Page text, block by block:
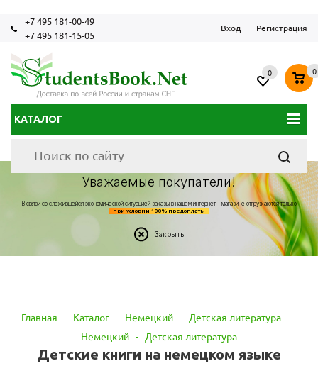
+7 495 181-00-49
+7 495 181-15-05
Вход Регистрация
КАТАЛОГ
0 0
Уважаемые покупатели!
В связи со сложившейся экономической ситуацией заказы в нашем интернет - магазине отгружаются только
при условии 100% предоплаты
Закрыть
Главная - Каталог - Немецкий - Детская литература -
Немецкий - Детская литература
Детские книги на немецком языке